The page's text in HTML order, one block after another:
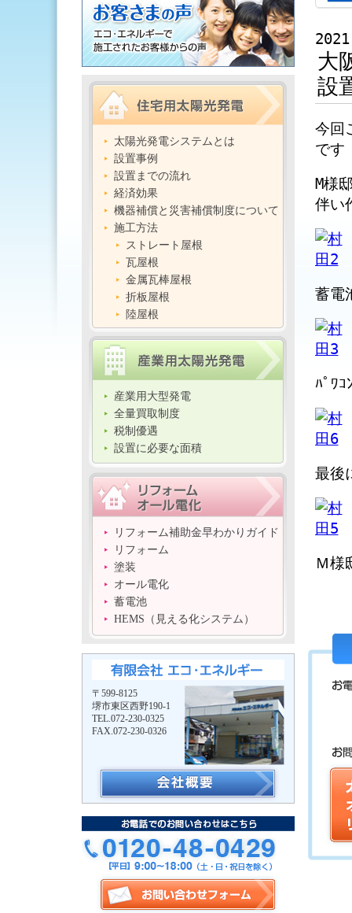
太陽光発電システムとは
設置事例
設置までの流れ
経済効果
機器補償と災害補償制度について
施工方法
ストレート屋根
瓦屋根
金属瓦棒屋根
折板屋根
陸屋根
産業用大型発電
全量買取制度
税制優遇
設置に必要な面積
リフォーム補助金早わかりガイド
リフォーム
塗装
オール電化
蓄電池
HEMS（見える化システム）
〒599-8125
堺市東区西野190-1
TEL.072-230-0325
FAX.072-230-0326
大
設
今回
です
M様
伴い
蓄電
ﾊﾟﾜ
最後
Ｍ様